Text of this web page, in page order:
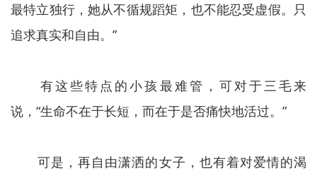
最特立独行，她从不循规蹈矩，也不能忍受虚假。只
追求真实和自由。”
有这些特点的小孩最难管，可对于三毛来
说，“生命不在于长短，而在于是否痛快地活过。”
可是，再自由潇洒的女子，也有着对爱情的渴